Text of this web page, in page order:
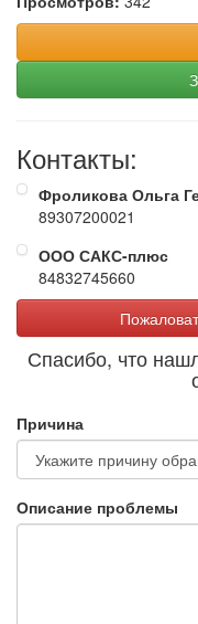
Контакты:
Фроликова Ольга
89307200021
ООО САКС-плюс
84832745660
Спасибо, что
Причина
Описание проблемы